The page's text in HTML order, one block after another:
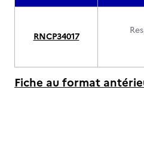
RNCP34017
Fiche au format